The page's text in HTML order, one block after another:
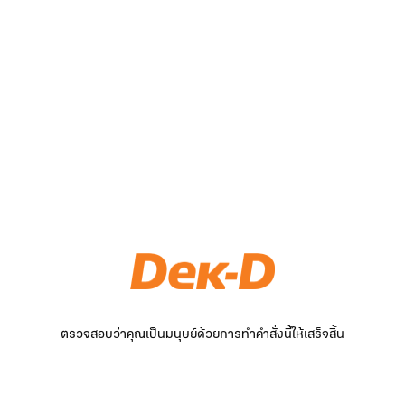
ตรวจสอบว่าคุณเป็นมนุษย์ด้วยการทำคำสั่งนี้ให้เสร็จสิ้น